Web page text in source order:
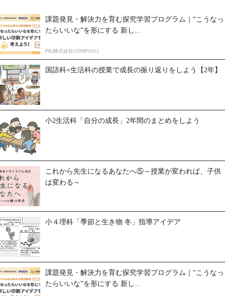
課題発見・解決力を育む探究学習プログラム｜“こうなっ
たらいいな”を形にする 新し...
PR(株式会社COMPASS)
国語科×生活科の授業で成長の振り返りをしよう【2年】
小2生活科「自分の成長」2年間のまとめをしよう
これから先生になるあなたへ⑤～授業が変われば、子供
は変わる～
小４理科「季節と生き物 冬」指導アイデア
課題発見・解決力を育む探究学習プログラム｜“こうなっ
たらいいな”を形にする 新し...